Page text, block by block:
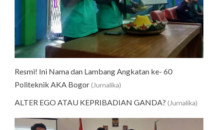
Resmi! Ini Nama dan Lambang Angkatan ke- 60
Politeknik AKA Bogor(Jurnalika)
ALTER EGO ATAU KEPRIBADIAN GANDA? (Jurnalika)